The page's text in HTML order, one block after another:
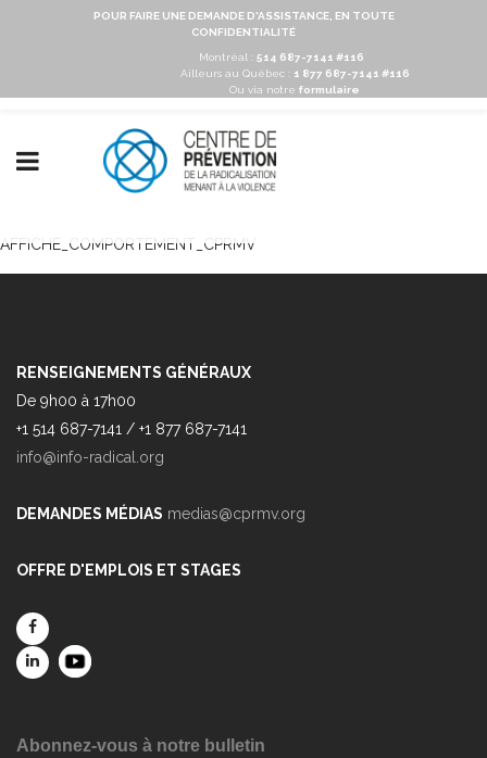
POUR FAIRE UNE DEMANDE D'ASSISTANCE, EN TOUTE
CONFIDENTIALITÉ
Montréal : 514 687-7141 #116
Ailleurs au Québec :
1 877 687-7141 #116
Ou via notre formulaire
AFFICHE_COMPORTEMENT_CPRMV
RENSEIGNEMENTS GÉNÉRAUX
De 9h00 à 17h00
+1 514 687-7141 / +1 877 687-7141
info@info-radical.org
DEMANDES MÉDIAS medias@cprmv.org
OFFRE D'EMPLOIS ET STAGES
Abonnez-vous à notre bulletin